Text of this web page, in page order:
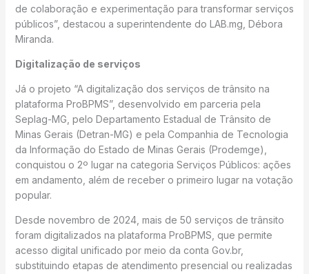
de colaboração e experimentação para transformar serviços
públicos”, destacou a superintendente do LAB.mg, Débora
Miranda.
Digitalização de serviços
Já o projeto “A digitalização dos serviços de trânsito na
plataforma ProBPMS”, desenvolvido em parceria pela
Seplag-MG, pelo Departamento Estadual de Trânsito de
Minas Gerais (Detran-MG) e pela Companhia de Tecnologia
da Informação do Estado de Minas Gerais (Prodemge),
conquistou o 2º lugar na categoria Serviços Públicos: ações
em andamento, além de receber o primeiro lugar na votação
popular.
Desde novembro de 2024, mais de 50 serviços de trânsito
foram digitalizados na plataforma ProBPMS, que permite
acesso digital unificado por meio da conta Gov.br,
substituindo etapas de atendimento presencial ou realizadas